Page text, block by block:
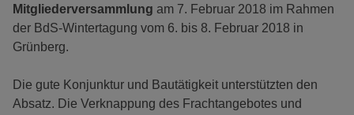
Mitgliederversammlung am 7. Februar 2018 im Rahmen
der BdS-Wintertagung vom 6. bis 8. Februar 2018 in
Grünberg.
Die gute Konjunktur und Bautätigkeit unterstützten den
Absatz. Die Verknappung des Frachtangebotes und